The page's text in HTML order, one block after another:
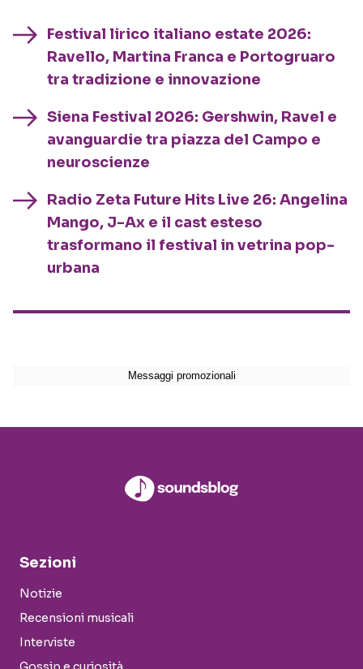
Festival lirico italiano estate 2026:
Ravello, Martina Franca e Portogruaro
tra tradizione e innovazione
Siena Festival 2026: Gershwin, Ravel e
avanguardie tra piazza del Campo e
neuroscienze
Radio Zeta Future Hits Live 26: Angelina
Mango, J-Ax e il cast esteso
trasformano il festival in vetrina pop-
urbana
Sezioni
Notizie
Recensioni musicali
Interviste